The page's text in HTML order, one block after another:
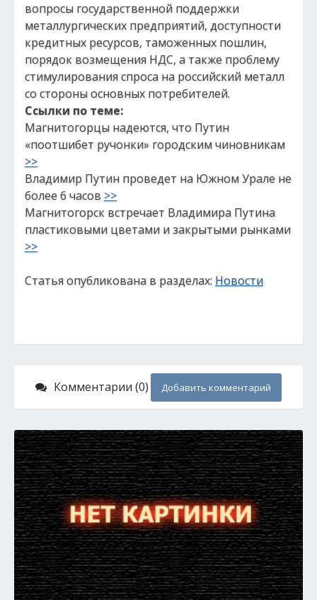
вопросы государственной поддержки
металлургических предприятий, доступности
кредитных ресурсов, таможенных пошлин,
порядок возмещения НДС, а также проблему
стимулирования спроса на российский металл
со стороны основных потребителей.
Ссылки по теме:
Магнитогорцы надеются, что Путин
«поотшибет ручонки» городским чиновникам
>>
Владимир Путин проведет на Южном Урале не
более 6 часов >>
Магнитогорск встречает Владимира Путина
пластиковыми цветами и закрытыми рынками
>>
Статья опубликована в разделах: Новости
Комментарии (0) Добавить комментарий